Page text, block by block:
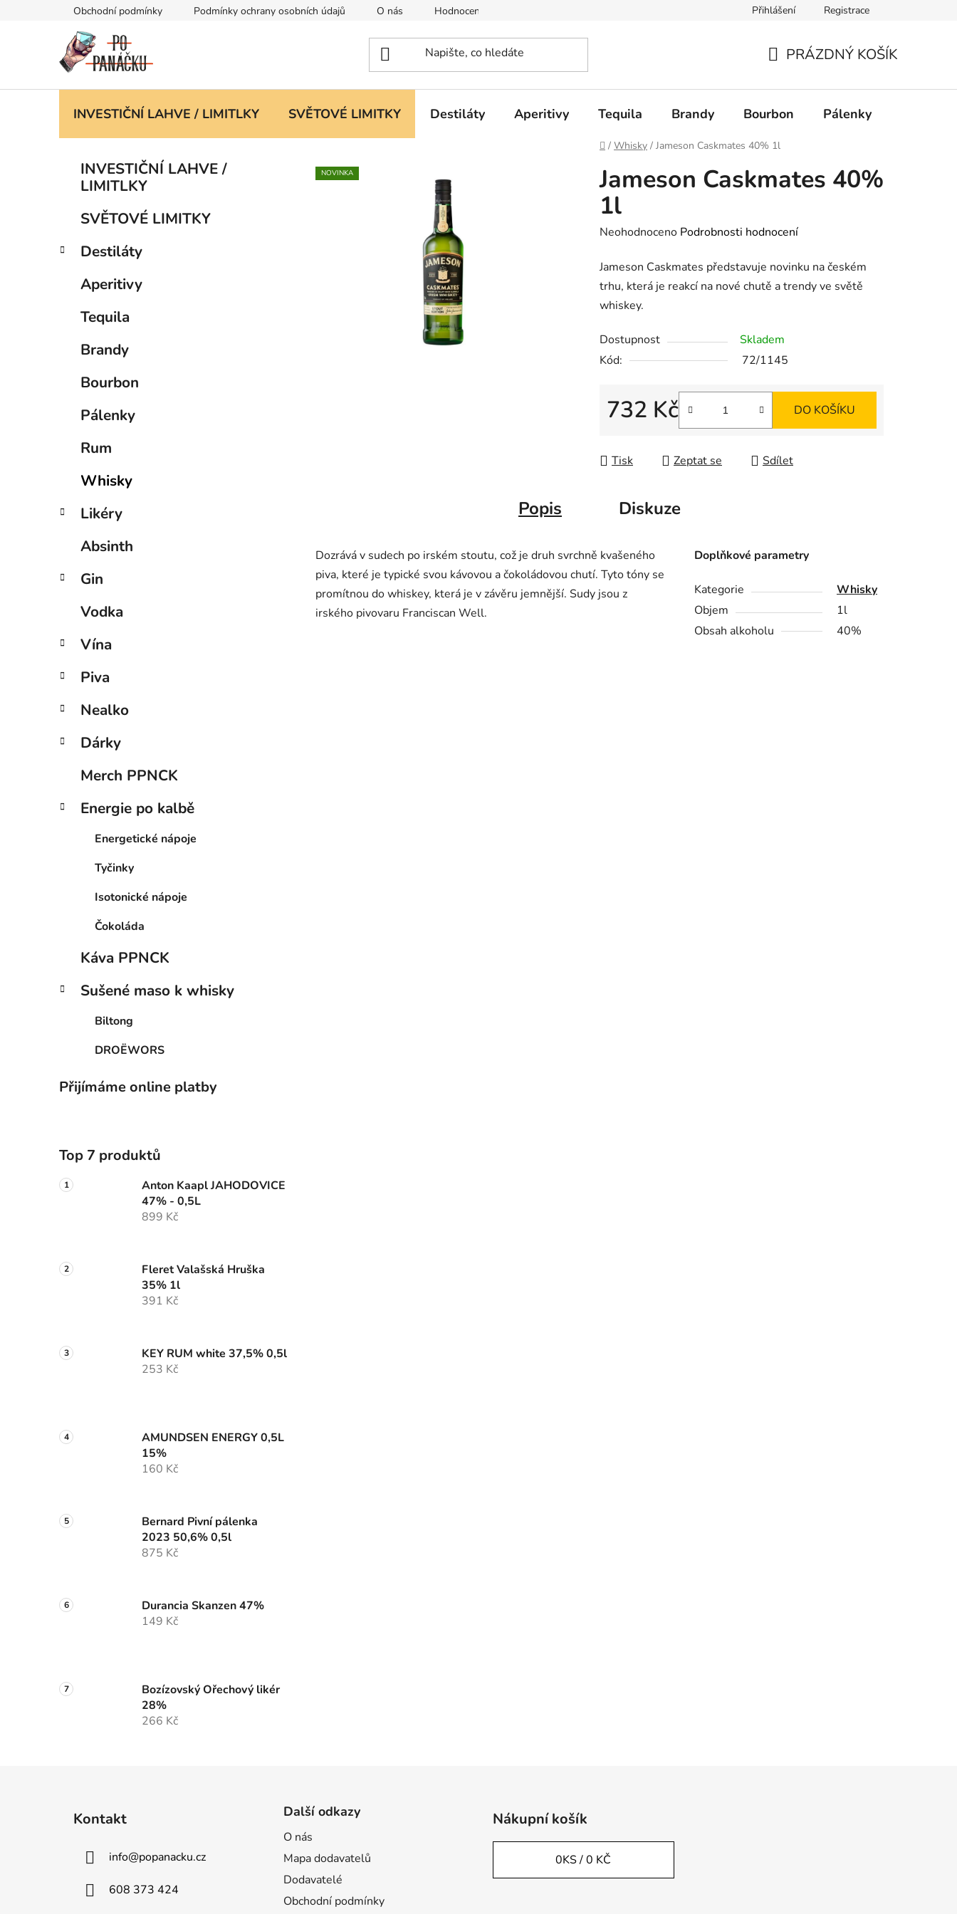
Obchodní podmínky Podmínky ochrany osobních údajů O nás Hodnocení obchodu Přihlášení Registrace
KOŠÍK
PRÁZDNÝ KOŠÍK
INVESTIČNÍ LAHVE / LIMITLKY SVĚTOVÉ LIMITKY Destiláty Aperitivy Tequila Brandy Bourbon Pálenky
Domů
/ Whisky / Jameson Caskmates 40% 1l
a
Přeskočit
kategorie
r
INVESTIČNÍ LAHVE /
LIMITLKY
SVĚTOVÉ LIMITKY
Destiláty
Aperitivy
Tequila
Brandy
Bourbon
Pálenky
Rum
Whisky
Likéry
Absinth
Gin
Vodka
Vína
Piva
Nealko
Dárky
Merch PPNCK
Energie po kalbě
Energetické nápoje
Tyčinky
Isotonické nápoje
Čokoláda
Káva PPNCK
Sušené maso k whisky
Biltong
DROËWORS
Přijímáme online platby
Top 7 produktů
Anton Kaapl JAHODOVICE
47% - 0,5L
899 Kč
Fleret Valašská Hruška
35% 1l
391 Kč
KEY RUM white 37,5% 0,5l
253 Kč
AMUNDSEN ENERGY 0,5L
15%
160 Kč
Bernard Pivní pálenka
2023 50,6% 0,5l
875 Kč
Durancia Skanzen 47%
149 Kč
Bozízovský Ořechový likér
28%
266 Kč
Jameson Caskmates 40%
1l
Průměrné
produktu
je
0,0
5
hvězdiček.
Neohodnoceno Podrobnosti hodnocení
Jameson Caskmates představuje novinku na českém
trhu, která je reakcí na nové chutě a trendy ve světě
whiskey.
Dostupnost
Skladem
Kód:
72/1145
732 Kč DO KOŠÍKU
Tisk Zeptat se Sdílet
NOVINKA
Popis Diskuze
Dozrává v sudech po irském stoutu, což je druh svrchně kvašeného
piva, které je typické svou kávovou a čokoládovou chutí. Tyto tóny se
promítnou do whiskey, která je v závěru jemnější. Sudy jsou z
irského pivovaru Franciscan Well.
Doplňkové parametry
Kategorie
Whisky
Objem
1l
Obsah alkoholu
40%
Kontakt
info@popanacku.cz
608 373 424
Další odkazy
O nás
Mapa dodavatelů
Dodavatelé
Obchodní podmínky
Nákupní košík
0KS /0 KČ